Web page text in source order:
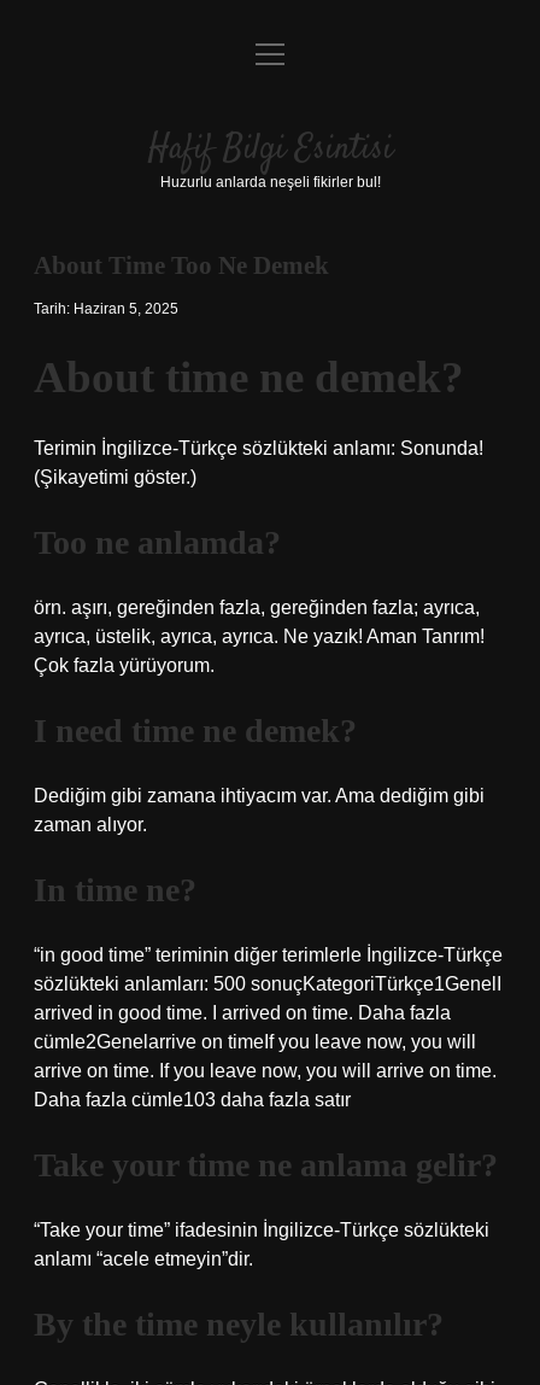
Anasayfa
Yasal Uyarı
menüyü
Hafif Bilgi Esintisi
Huzurlu anlarda neşeli fikirler bul!
About Time Too Ne Demek
Tarih: Haziran 5, 2025
About time ne demek?
Terimin İngilizce-Türkçe sözlükteki anlamı: Sonunda!
(Şikayetimi göster.)
Too ne anlamda?
örn. aşırı, gereğinden fazla, gereğinden fazla; ayrıca,
ayrıca, üstelik, ayrıca, ayrıca. Ne yazık! Aman Tanrım!
Çok fazla yürüyorum.
I need time ne demek?
Dediğim gibi zamana ihtiyacım var. Ama dediğim gibi
zaman alıyor.
In time ne?
“in good time” teriminin diğer terimlerle İngilizce-Türkçe
sözlükteki anlamları: 500 sonuçKategoriTürkçe1GenelI
arrived in good time. I arrived on time. Daha fazla
cümle2Genelarrive on timeIf you leave now, you will
arrive on time. If you leave now, you will arrive on time.
Daha fazla cümle103 daha fazla satır
Take your time ne anlama gelir?
“Take your time” ifadesinin İngilizce-Türkçe sözlükteki
anlamı “acele etmeyin”dir.
By the time neyle kullanılır?